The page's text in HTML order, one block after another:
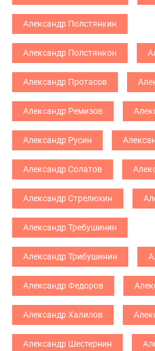
Александр Полстянкин
Александр Полстянкон
Александр Протасов
Александр Ремизов
Александр Русин
Александр Солатов
Александр Стрелюхин
Александр Требушинин
Александр Трибушинин
Александр Федоров
Александр Халилов
Александр Шестернин